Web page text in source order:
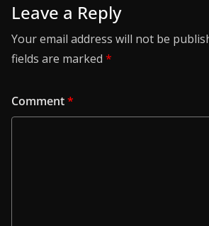
Leave a Reply
Your email address will not be
fields are marked *
Comment*